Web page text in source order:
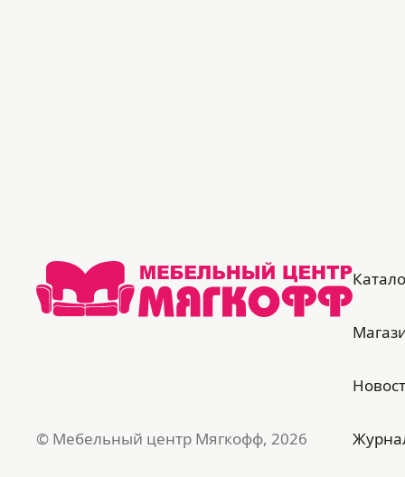
© Мебельный центр Мягкофф, 2026